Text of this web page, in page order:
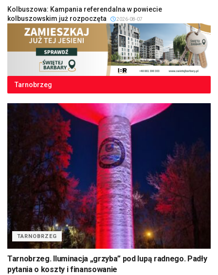
Kolbuszowa: Kampania referendalna w powiecie
kolbuszowskim już rozpoczęta
2026-08-07
Tarnobrzeg
TARNOBRZEG
Tarnobrzeg. Iluminacja „grzyba” pod lupą radnego. Padły
pytania o koszty i finansowanie